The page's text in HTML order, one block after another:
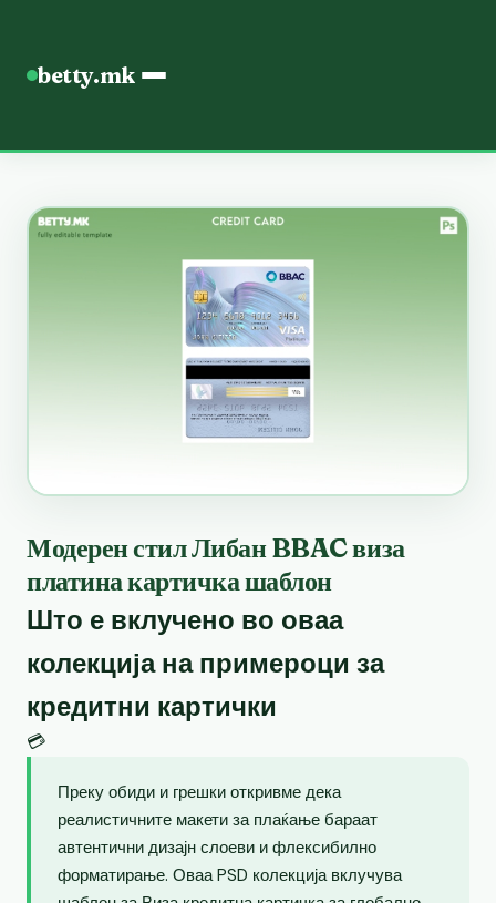
betty.mk
Модерен стил Либан BBAC виза
платина картичка шаблон
Што е вклучено во оваа
колекција на примероци за
кредитни картички
💳
Преку обиди и грешки откривме дека
реалистичните макети за плаќање бараат
автентични дизајн слоеви и флексибилно
форматирање. Оваа PSD колекција вклучува